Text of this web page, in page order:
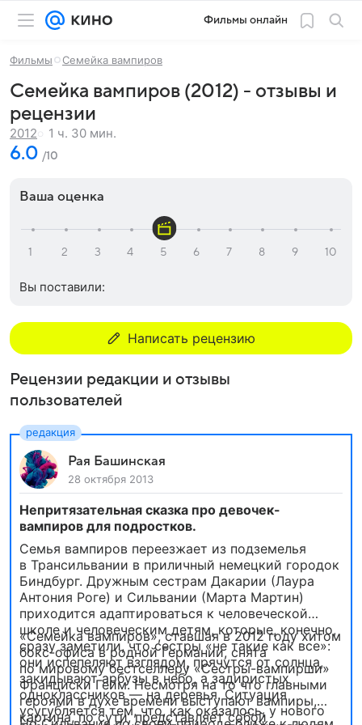
Фильмы онлайн
Фильмы Семейка вампиров
Семейка вампиров (2012) - отзывы и
рецензии
2012 1 ч. 30 мин.
6.0 /10
Ваша оценка
Вы поставили:
Написать рецензию
Рецензии редакции и отзывы
пользователей
Рая Башинская
28 октября 2013
Непритязательная сказка про девочек-
вампиров для подростков.
Семья вампиров переезжает из подземелья
в Трансильвании в приличный немецкий городок
Биндбург. Дружным сестрам Дакарии (Лаура
Антония Роге) и Сильвании (Марта Мартин)
приходится адаптироваться к человеческой
школе и человеческим детям, которые, конечно,
сразу заметили, что сестры «не такие как все»:
они испепеляют взглядом, прячутся от солнца,
закидывают арбузы в небо, а задиристых
одноклассников — на деревья. Ситуация
усугубляется тем, что, как оказалось, у нового
«Семейка вампиров», ставшая в 2012 году хитом
бокс-офиса в родной Германии, снята
по мировому бестселлеру «Сестры-вампирши»
Франциски Гейм. Несмотря на то что главными
героями в духе времени выступают вампиры,
картина, по сути, представляет собой